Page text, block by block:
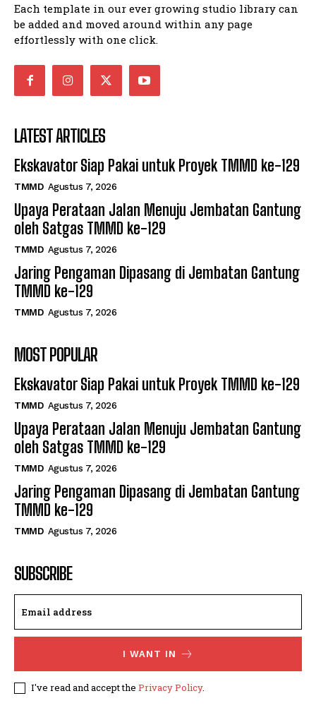
Each template in our ever growing studio library can
be added and moved around within any page
effortlessly with one click.
LATEST ARTICLES
Ekskavator Siap Pakai untuk Proyek TMMD ke-129
TMMD Agustus 7, 2026
Upaya Perataan Jalan Menuju Jembatan Gantung
oleh Satgas TMMD ke-129
TMMD Agustus 7, 2026
Jaring Pengaman Dipasang di Jembatan Gantung
TMMD ke-129
TMMD Agustus 7, 2026
MOST POPULAR
Ekskavator Siap Pakai untuk Proyek TMMD ke-129
TMMD Agustus 7, 2026
Upaya Perataan Jalan Menuju Jembatan Gantung
oleh Satgas TMMD ke-129
TMMD Agustus 7, 2026
Jaring Pengaman Dipasang di Jembatan Gantung
TMMD ke-129
TMMD Agustus 7, 2026
SUBSCRIBE
I WANT IN
I've read and accept the Privacy Policy.